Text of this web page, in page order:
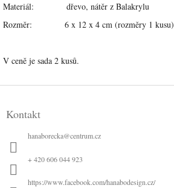
Materiál: dřevo, nátěr z Balakrylu
Rozměr: 6 x 12 x 4 cm (rozměry 1 kusu)
V ceně je sada 2 kusů.
Kontakt
hanaborecka@centrum.cz
+ 420 606 044 923
https://www.facebook.com/hanabodesign.cz/